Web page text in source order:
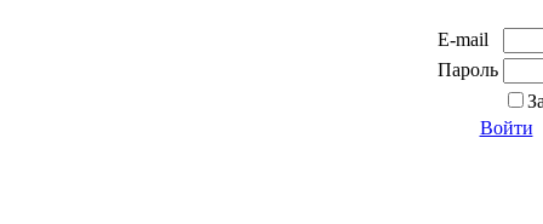
E-mail
Пароль
Войти